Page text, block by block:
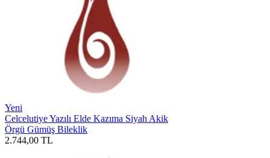
Yeni
Celcelutiye Yazılı Elde Kazıma Siyah Akik
Örgü Gümüş Bileklik
2.744,00 TL